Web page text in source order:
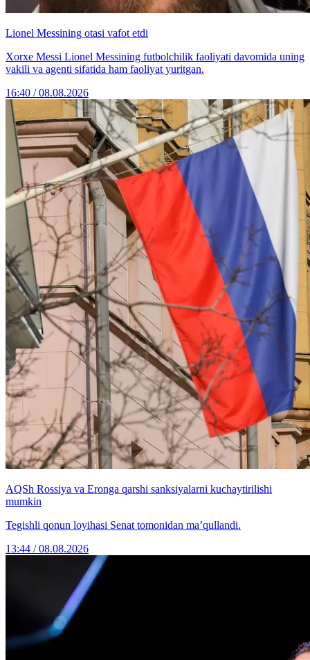
Lionel Messining otasi vafot etdi
Xorxe Messi Lionel Messining futbolchilik faoliyati davomida uning
vakili va agenti sifatida ham faoliyat yuritgan.
16:40 / 08.08.2026
AQSh Rossiya va Eronga qarshi sanksiyalarni kuchaytirilishi
mumkin
Tegishli qonun loyihasi Senat tomonidan ma’qullandi.
13:44 / 08.08.2026